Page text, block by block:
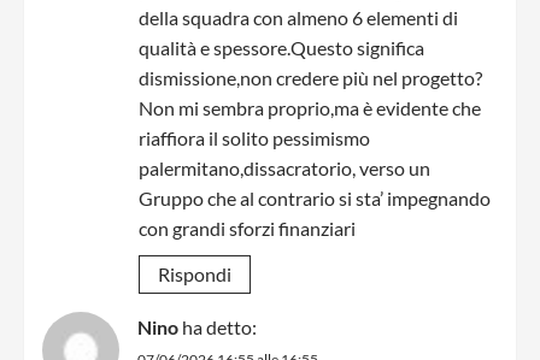
della squadra con almeno 6 elementi di
qualità e spessore.Questo significa
dismissione,non credere più nel progetto?
Non mi sembra proprio,ma è evidente che
riaffiora il solito pessimismo
palermitano,dissacratorio, verso un
Gruppo che al contrario si sta’ impegnando
con grandi sforzi finanziari
Rispondi
Nino ha detto: